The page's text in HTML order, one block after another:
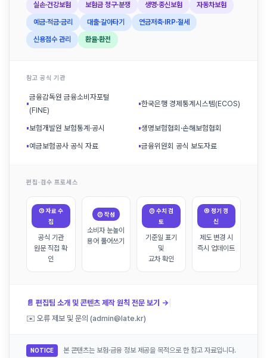
실손·건강보험 보험금 청구·분쟁 생명·종신보험 자동차보험
예금·적금·금리 대출·갈아타기 연금저축·IRP·절세
신용점수 관리 환율·환전
참고 공식 기관
▪
금융감독원 금융소비자포털
(FINE)
▪한국은행 경제통계시스템(ECOS)
▪보험개발원 보험통계·공시 ▪생명보험협회·손해보험협회
▪예금보험공사 공식 자료 ▪금융위원회 공식 보도자료
편집·검수 프로세스
① 자료 수
집
공식 기관
원문 직접 확
인
② 작성
소비자 눈높이
용어 풀어쓰기
③ 수치 검
토
기준일 표기
및
교차 확인
④ 정기 갱
신
제도 변경 시
즉시 업데이트
📄 편집팀 소개 및 콘텐츠 제작 원칙 전문 보기 →
✉️ 오류 제보 및 문의 (admin@late.kr)
NOTICE
본 콘텐츠는 보험·금융 정보 제공을 목적으로 한 참고 자료입니다.